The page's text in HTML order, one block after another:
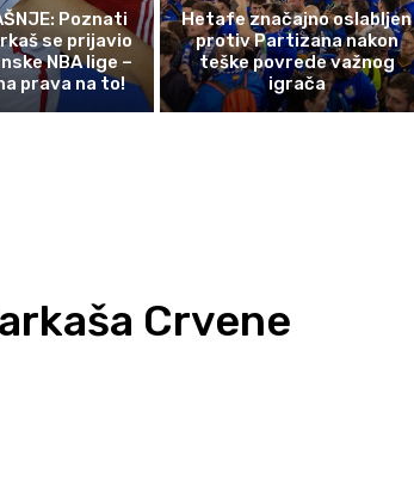
Poznati
se prijavio
NBA lige –
prava na to!
Hetafe značajno oslabljen
protiv Partizana nakon
teške povrede važnog
igrača